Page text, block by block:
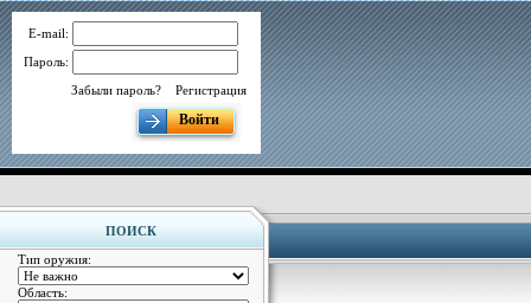
E-mail:
Пароль:
Забыли пароль?
Регистрация
Войти
ПОИСК
Тип оружия:
Область: